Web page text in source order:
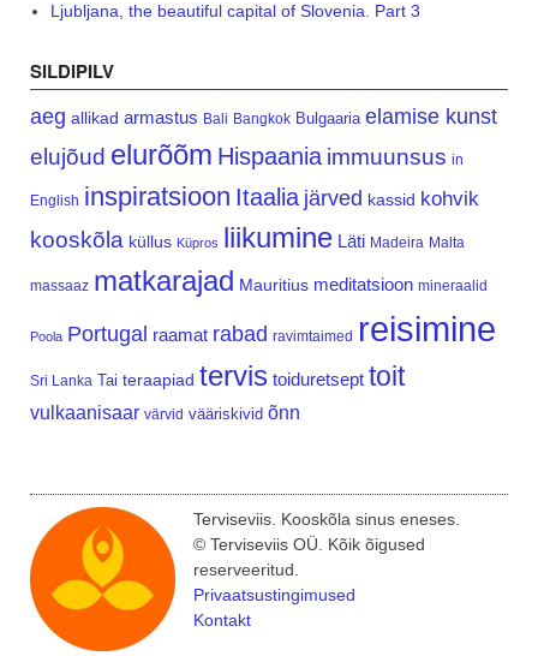
Ljubljana, the beautiful capital of Slovenia. Part 3
SILDIPILV
aeg allikad armastus Bali Bangkok Bulgaaria elamise kunst
elujõud elurõõm Hispaania immuunsus in
English inspiratsioon Itaalia järved kassid kohvik
kooskõla küllus Küpros liikumine Läti Madeira Malta
massaaz matkarajad Mauritius meditatsioon mineraalid
Poola Portugal raamat rabad ravimtaimed reisimine
Sri Lanka Tai teraapiad tervis toiduretsept toit
vulkaanisaar värvid vääriskivid õnn
Terviseviis. Kooskõla sinus eneses.
© Terviseviis OÜ. Kõik õigused
reserveeritud.
Privaatsustingimused
Kontakt